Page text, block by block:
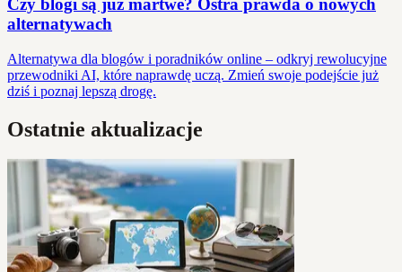
Czy blogi są już martwe? Ostra prawda o nowych
alternatywach
Alternatywa dla blogów i poradników online – odkryj rewolucyjne
przewodniki AI, które naprawdę uczą. Zmień swoje podejście już
dziś i poznaj lepszą drogę.
Ostatnie aktualizacje